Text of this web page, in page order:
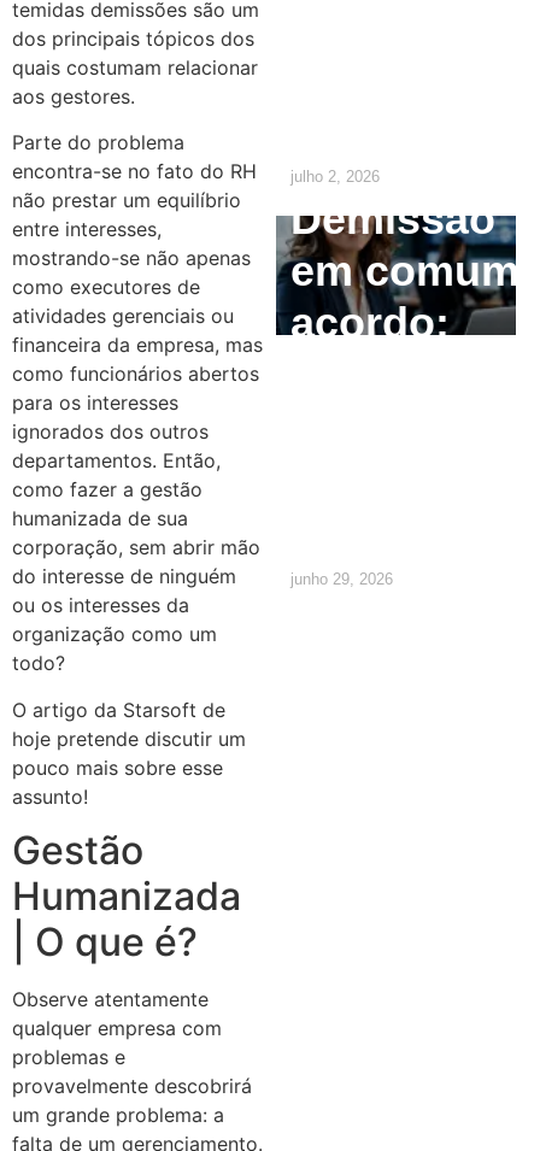
temidas demissões são um
dos principais tópicos dos
quais costumam relacionar
aos gestores.
Parte do problema
encontra-se no fato do RH
não prestar um equilíbrio
entre interesses,
mostrando-se não apenas
como executores de
atividades gerenciais ou
financeira da empresa, mas
como funcionários abertos
para os interesses
ignorados dos outros
departamentos. Então,
como fazer a gestão
humanizada de sua
corporação, sem abrir mão
do interesse de ninguém
ou os interesses da
organização como um
todo?
O artigo da Starsoft de
hoje pretende discutir um
pouco mais sobre esse
assunto!
Gestão
Humanizada
| O que é?
Observe atentamente
qualquer empresa com
problemas e
provavelmente descobrirá
um grande problema: a
falta de um gerenciamento.
julho 2, 2026
Demissão
em comum
acordo:
junho 29, 2026